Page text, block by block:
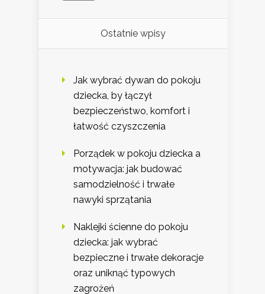
Ostatnie wpisy
Jak wybrać dywan do pokoju
dziecka, by łączył
bezpieczeństwo, komfort i
łatwość czyszczenia
Porządek w pokoju dziecka a
motywacja: jak budować
samodzielność i trwałe
nawyki sprzątania
Naklejki ścienne do pokoju
dziecka: jak wybrać
bezpieczne i trwałe dekoracje
oraz uniknąć typowych
zagrożeń